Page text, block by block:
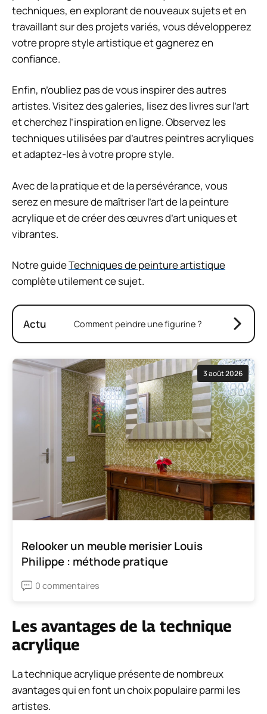
techniques, en explorant de nouveaux sujets et en
travaillant sur des projets variés, vous développerez
votre propre style artistique et gagnerez en
confiance.
Enfin, n’oubliez pas de vous inspirer des autres
artistes. Visitez des galeries, lisez des livres sur l’art
et cherchez l’inspiration en ligne. Observez les
techniques utilisées par d’autres peintres acryliques
et adaptez-les à votre propre style.
Avec de la pratique et de la persévérance, vous
serez en mesure de maîtriser l’art de la peinture
acrylique et de créer des œuvres d’art uniques et
vibrantes.
Notre guideTechniques de peinture artistique
complète utilement ce sujet.
Actu Comment peindre une figurine ?
3 août 2026
Relooker un meuble merisier Louis
Philippe : méthode pratique
0 commentaires
Les avantages de la technique
acrylique
La technique acrylique présente de nombreux
avantages qui en font un choix populaire parmi les
artistes.